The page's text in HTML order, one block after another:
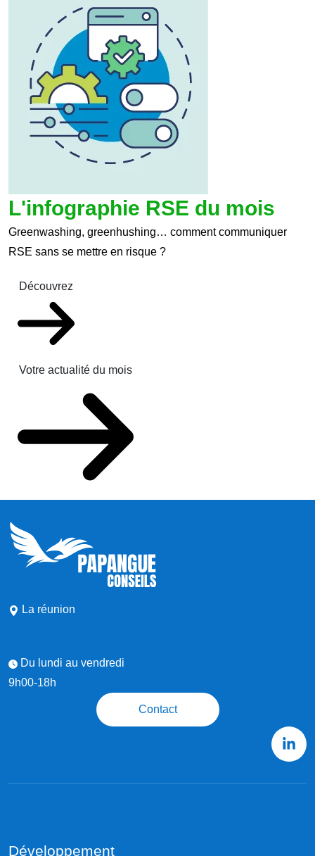
L'infographie RSE du mois
Greenwashing, greenhushing… comment communiquer
RSE sans se mettre en risque ?
Découvrez
Votre actualité du mois
La réunion
Du lundi au vendredi
9h00-18h
Contact
Développement